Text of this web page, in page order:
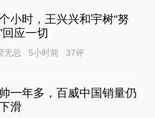
小时，王兴兴和宇树“努
回应一切
无忌 5小时前 37评
一年多，百威中国销量仍
滑